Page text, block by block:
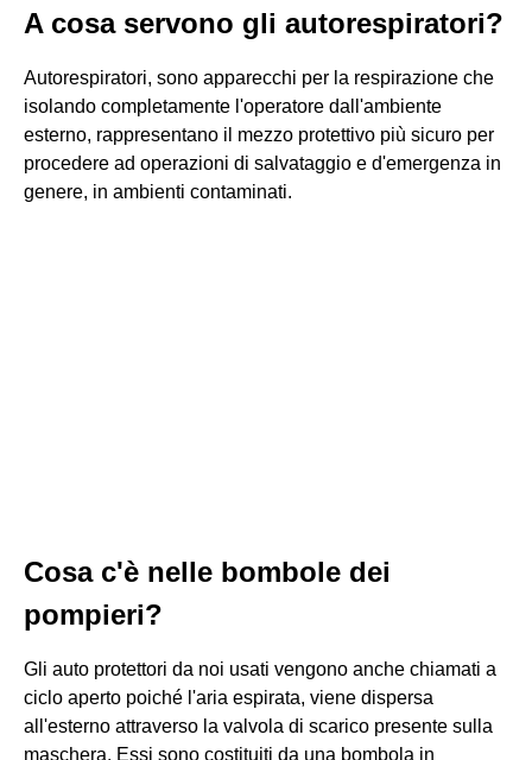
A cosa servono gli autorespiratori?
Autorespiratori, sono apparecchi per la respirazione che
isolando completamente l'operatore dall'ambiente
esterno, rappresentano il mezzo protettivo più sicuro per
procedere ad operazioni di salvataggio e d'emergenza in
genere, in ambienti contaminati.
Cosa c'è nelle bombole dei
pompieri?
Gli auto protettori da noi usati vengono anche chiamati a
ciclo aperto poiché l'aria espirata, viene dispersa
all'esterno attraverso la valvola di scarico presente sulla
maschera. Essi sono costituiti da una bombola in